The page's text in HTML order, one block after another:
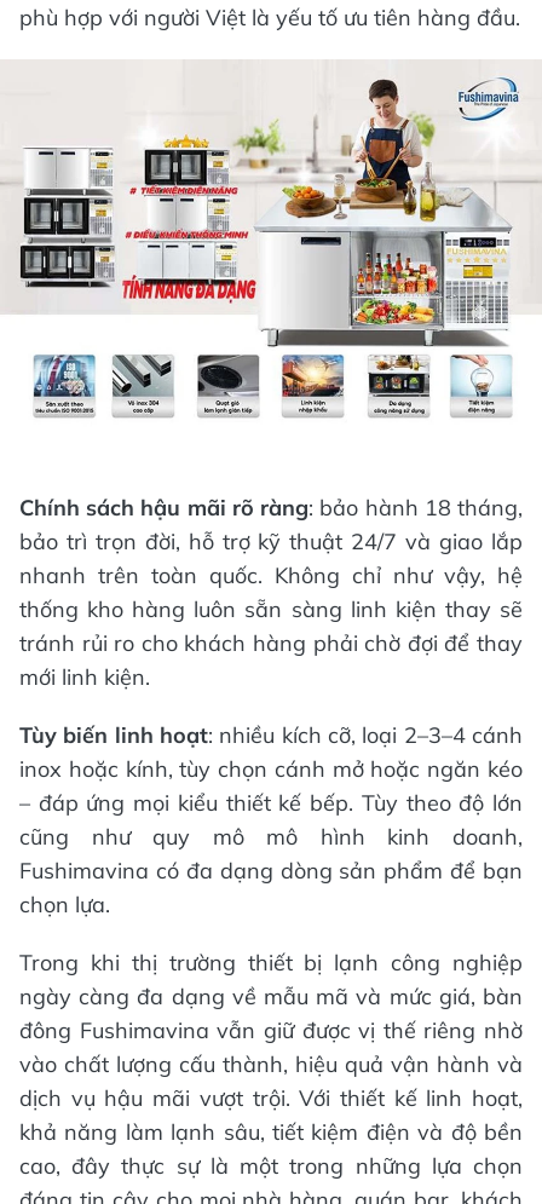
phù hợp với người Việt là yếu tố ưu tiên hàng đầu.
Chính sách hậu mãi rõ ràng: bảo hành 18 tháng,
bảo trì trọn đời, hỗ trợ kỹ thuật 24/7 và giao lắp
nhanh trên toàn quốc. Không chỉ như vậy, hệ
thống kho hàng luôn sẵn sàng linh kiện thay sẽ
tránh rủi ro cho khách hàng phải chờ đợi để thay
mới linh kiện.
Tùy biến linh hoạt: nhiều kích cỡ, loại 2–3–4 cánh
inox hoặc kính, tùy chọn cánh mở hoặc ngăn kéo
– đáp ứng mọi kiểu thiết kế bếp. Tùy theo độ lớn
cũng như quy mô mô hình kinh doanh,
Fushimavina có đa dạng dòng sản phẩm để bạn
chọn lựa.
Trong khi thị trường thiết bị lạnh công nghiệp
ngày càng đa dạng về mẫu mã và mức giá, bàn
đông Fushimavina vẫn giữ được vị thế riêng nhờ
vào chất lượng cấu thành, hiệu quả vận hành và
dịch vụ hậu mãi vượt trội. Với thiết kế linh hoạt,
khả năng làm lạnh sâu, tiết kiệm điện và độ bền
cao, đây thực sự là một trong những lựa chọn